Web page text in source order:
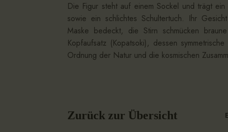
Die Figur steht auf einem Sockel und trägt
sowie ein schlichtes Schultertuch. Ihr
Maske bedeckt, die Stirn schmücken
Kopfaufsatz (Kopatsoki), dessen
Ordnung der Natur und die kosmischen
Zurück zur Übersicht